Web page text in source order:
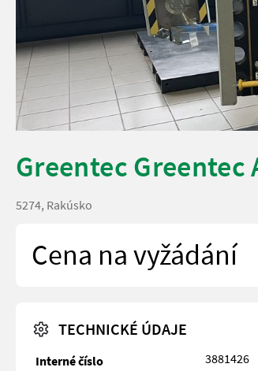
Greentec Greentec
5274, Rakúsko
Cena na vyžádání
TECHNICKÉ ÚDAJE
Interné číslo 3881426